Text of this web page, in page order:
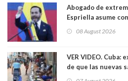
Abogado de
Espriella asume
08 August 2026
VER VIDEO. Cuba:
de que las nuevas